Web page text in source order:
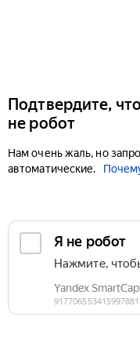
Подтвердите,
не робот
Нам очень жаль, но
автоматические.